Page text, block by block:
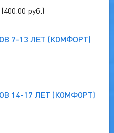
руб.)
7-13 ЛЕТ (КОМФОРТ)
14-17 ЛЕТ (КОМФОРТ)